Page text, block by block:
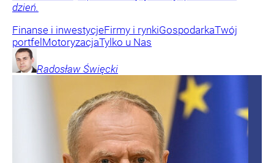
dzień.
Finanse i inwestycjeFirmy i rynkiGospodarkaTwój
portfelMotoryzacjaTylko u Nas
Radosław Święcki